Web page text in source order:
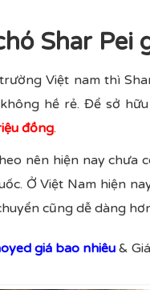
Shar Pei
Việt nam thì
hề rẻ. Để sở
đồng.
nên hiện nay chưa
Ở Việt Nam hiện
cũng dễ dàng
giá bao nhiêu &